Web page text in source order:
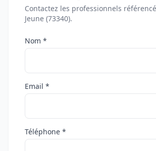
Contactez les professionnels
Jeune (73340).
Nom *
Email *
Téléphone *